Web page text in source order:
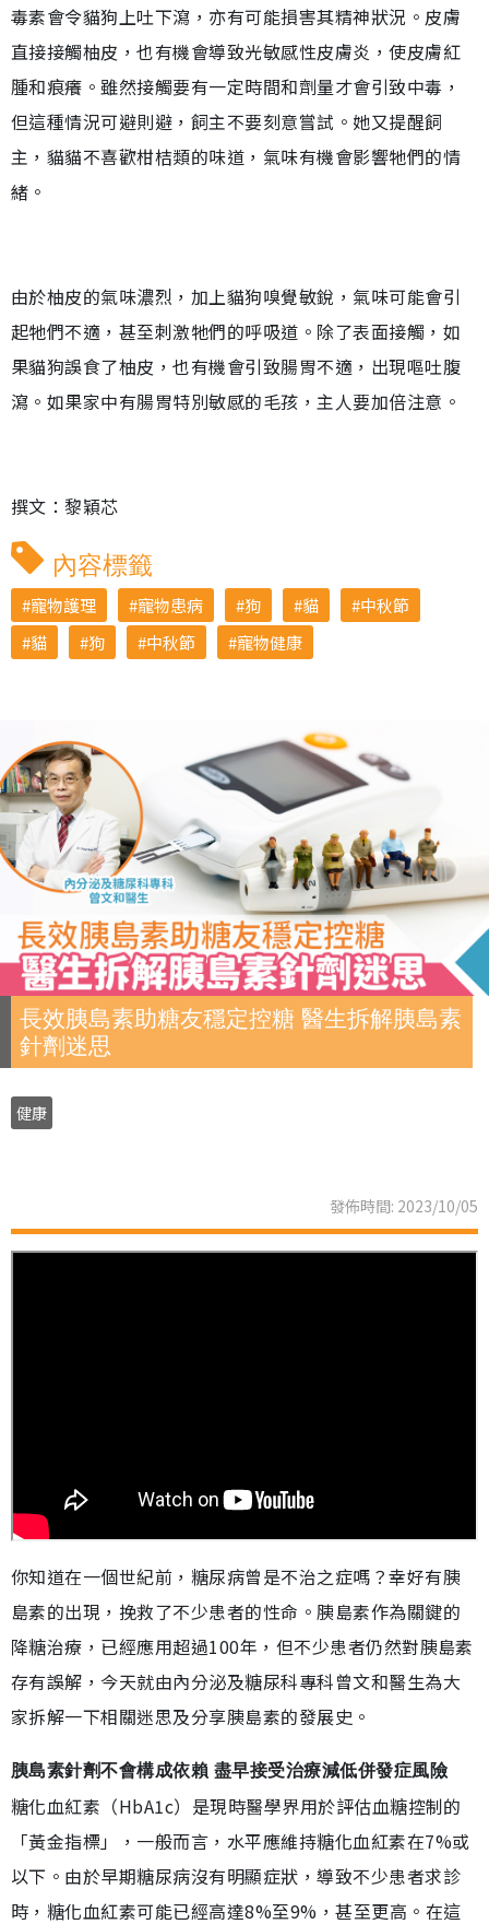
毒素會令貓狗上吐下瀉，亦有可能損害其精神狀況。皮膚
直接接觸柚皮，也有機會導致光敏感性皮膚炎，使皮膚紅
腫和痕癢。雖然接觸要有一定時間和劑量才會引致中毒，
但這種情況可避則避，飼主不要刻意嘗試。她又提醒飼
主，貓貓不喜歡柑桔類的味道，氣味有機會影響牠們的情
緒。
由於柚皮的氣味濃烈，加上貓狗嗅覺敏銳，氣味可能會引
起牠們不適，甚至刺激牠們的呼吸道。除了表面接觸，如
果貓狗誤食了柚皮，也有機會引致腸胃不適，出現嘔吐腹
瀉。如果家中有腸胃特別敏感的毛孩，主人要加倍注意。
撰文：黎穎芯
內容標籤
寵物護理 寵物患病 狗 貓
中秋節
貓
狗 中秋節 寵物健康
長效胰島素助糖友穩定控糖 醫生拆解胰島素
針劑迷思
健康
發佈時間: 2023/10/05
你知道在一個世紀前，糖尿病曾是不治之症嗎？幸好有胰
島素的出現，挽救了不少患者的性命。胰島素作為關鍵的
降糖治療，已經應用超過100年，但不少患者仍然對胰島素
存有誤解，今天就由內分泌及糖尿科專科曾文和醫生為大
家拆解一下相關迷思及分享胰島素的發展史。
胰島素針劑不會構成依賴 盡早接受治療減低併發症風險
糖化血紅素（HbA1c）是現時醫學界用於評估血糖控制的
「黃金指標」，一般而言，水平應維持糖化血紅素在7%或
以下。由於早期糖尿病沒有明顯症狀，導致不少患者求診
時，糖化血紅素可能已經高達8%至9%，甚至更高。在這